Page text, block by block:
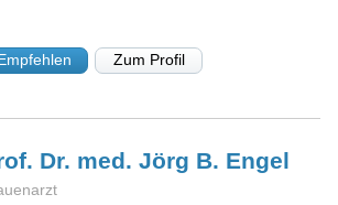
Zum Profil
Dr. med. Jörg B. Engel